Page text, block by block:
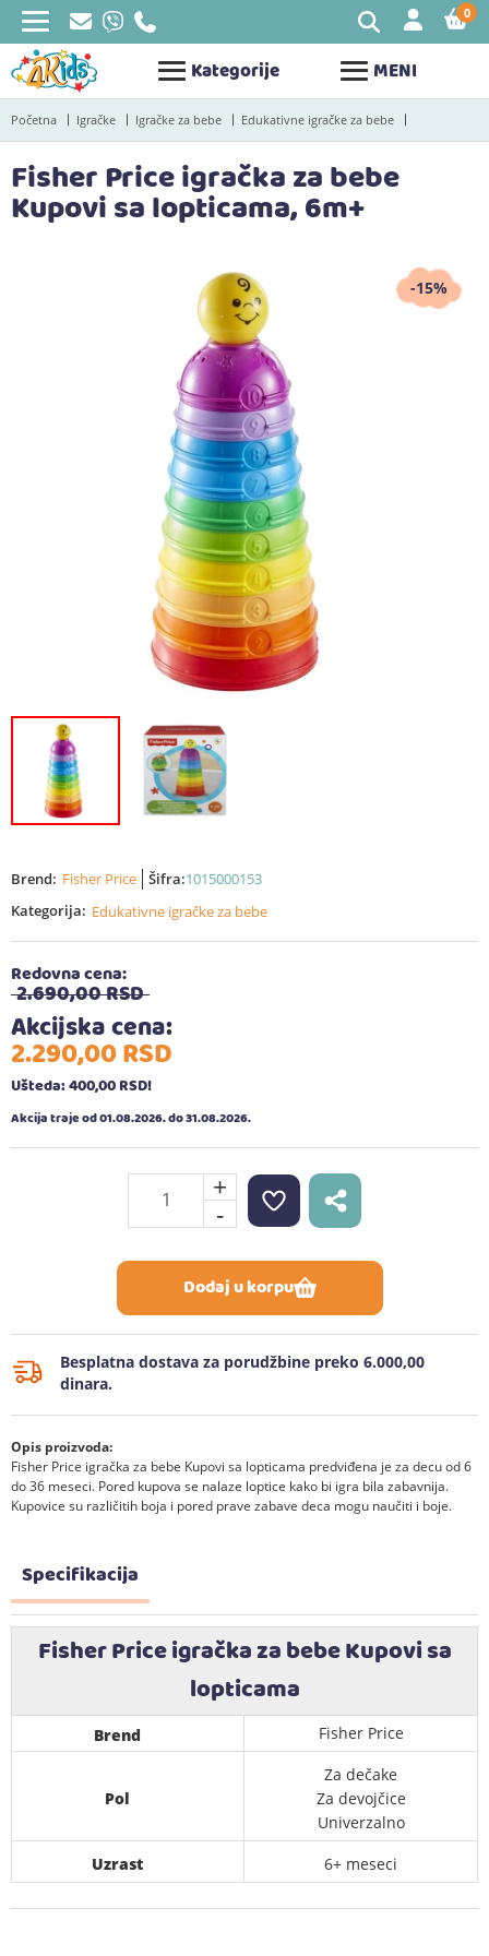
Kategorije MENI
0
Početna Igračke Igračke za bebe Edukativne igračke za bebe
Fisher Price igračka za bebe
Kupovi sa lopticama, 6m+
-15%
Brend: Fisher Price Šifra:1015000153
Kategorija: Edukativne igračke za bebe
Redovna cena:
2.690,00RSD
Akcijska cena:
2.290,00RSD
Ušteda: 400,00RSD!
Akcija traje od 01.08.2026. do 31.08.2026.
+
-
Dodaj u korpu
Besplatna dostava za porudžbine preko 6.000,00
dinara.
Opis proizvoda:
Fisher Price igračka za bebe Kupovi sa lopticama predviđena je za decu od 6
do 36 meseci. Pored kupova se nalaze loptice kako bi igra bila zabavnija.
Kupovice su različitih boja i pored prave zabave deca mogu naučiti i boje.
Specifikacija
Fisher Price igračka za bebe Kupovi sa
lopticama
Brend Fisher Price
Pol
Za dečake
Za devojčice
Univerzalno
Uzrast
6+ meseci